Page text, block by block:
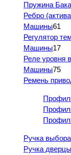
Пружина
Ребро
Машины61
Регулятор
Машины17
Реле уровня
Машины75
Ремень
Ручка
Ручка